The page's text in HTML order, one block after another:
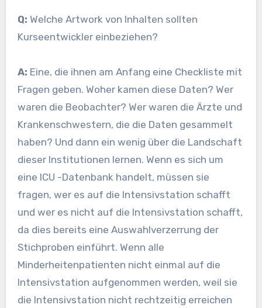
Q: Welche Artwork von Inhalten sollten
Kurseentwickler einbeziehen?
A: Eine, die ihnen am Anfang eine Checkliste mit
Fragen geben. Woher kamen diese Daten? Wer
waren die Beobachter? Wer waren die Ärzte und
Krankenschwestern, die die Daten gesammelt
haben? Und dann ein wenig über die Landschaft
dieser Institutionen lernen. Wenn es sich um
eine ICU -Datenbank handelt, müssen sie
fragen, wer es auf die Intensivstation schafft
und wer es nicht auf die Intensivstation schafft,
da dies bereits eine Auswahlverzerrung der
Stichproben einführt. Wenn alle
Minderheitenpatienten nicht einmal auf die
Intensivstation aufgenommen werden, weil sie
die Intensivstation nicht rechtzeitig erreichen